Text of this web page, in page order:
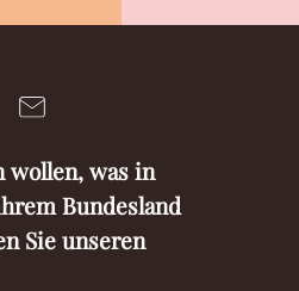
wollen, was in
Bundesland
Sie unseren